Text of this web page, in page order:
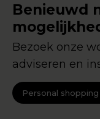
Benieuwd
Bezoek onze
adviseren en
Personal shopping